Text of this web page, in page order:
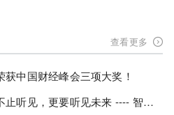
查看更多
中国财经峰会三项大奖！
【人工耳蜗技术解读】不止听见，更要听见未来 ---- 智能耳蜗，开启人工耳蜗技术新纪元！